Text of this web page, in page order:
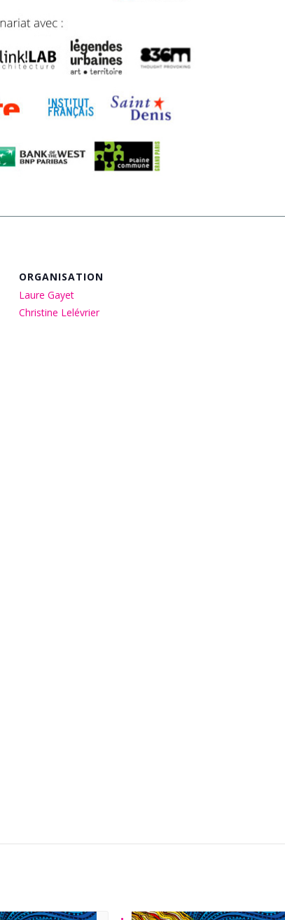
ORGANISATION
Laure Gayet
Christine Lelévrier